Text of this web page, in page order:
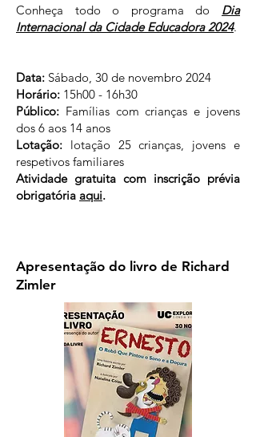
Conheça todo o programado Dia
Internacional da Cidade Educadora 2024.
Data: Sábado, 30 de novembro 2024
Horário: 15h00 - 16h30
Público: Famílias com crianças e jovens
dos 6 aos 14 anos
Lotação: lotação 25 crianças, jovens e
respetivos familiares
Atividade gratuita com inscrição prévia
obrigatória aqui.
Apresentação do livro de Richard
Zimler